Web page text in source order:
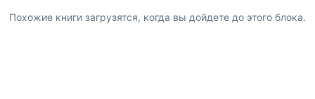
Похожие книги загрузятся, когда вы дойдете до этого блока.